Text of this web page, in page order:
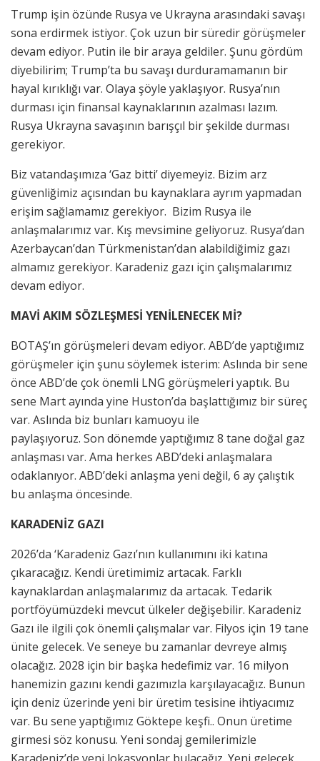
Trump işin özünde Rusya ve Ukrayna arasındaki savaşı
sona erdirmek istiyor. Çok uzun bir süredir görüşmeler
devam ediyor. Putin ile bir araya geldiler. Şunu gördüm
diyebilirim; Trump’ta bu savaşı durduramamanın bir
hayal kırıklığı var. Olaya şöyle yaklaşıyor. Rusya’nın
durması için finansal kaynaklarının azalması lazım.
Rusya Ukrayna savaşının barışçıl bir şekilde durması
gerekiyor.
Biz vatandaşımıza ‘Gaz bitti’ diyemeyiz. Bizim arz
güvenliğimiz açısından bu kaynaklara ayrım yapmadan
erişim sağlamamız gerekiyor. Bizim Rusya ile
anlaşmalarımız var. Kış mevsimine geliyoruz. Rusya’dan
Azerbaycan’dan Türkmenistan’dan alabildiğimiz gazı
almamız gerekiyor. Karadeniz gazı için çalışmalarımız
devam ediyor.
MAVİ AKIM SÖZLEŞMESİ YENİLENECEK Mİ?
BOTAŞ’ın görüşmeleri devam ediyor. ABD’de yaptığımız
görüşmeler için şunu söylemek isterim: Aslında bir sene
önce ABD’de çok önemli LNG görüşmeleri yaptık. Bu
sene Mart ayında yine Huston’da başlattığımız bir süreç
var. Aslında biz bunları kamuoyu ile
paylaşıyoruz. Son dönemde yaptığımız 8 tane doğal gaz
anlaşması var. Ama herkes ABD’deki anlaşmalara
odaklanıyor. ABD’deki anlaşma yeni değil, 6 ay çalıştık
bu anlaşma öncesinde.
KARADENİZ GAZI
2026’da ‘Karadeniz Gazı’nın kullanımını iki katına
çıkaracağız. Kendi üretimimiz artacak. Farklı
kaynaklardan anlaşmalarımız da artacak. Tedarik
portföyümüzdeki mevcut ülkeler değişebilir. Karadeniz
Gazı ile ilgili çok önemli çalışmalar var. Filyos için 19 tane
ünite gelecek. Ve seneye bu zamanlar devreye almış
olacağız. 2028 için bir başka hedefimiz var. 16 milyon
hanemizin gazını kendi gazımızla karşılayacağız. Bunun
için deniz üzerinde yeni bir üretim tesisine ihtiyacımız
var. Bu sene yaptığımız Göktepe keşfi.. Onun üretime
girmesi söz konusu. Yeni sondaj gemilerimizle